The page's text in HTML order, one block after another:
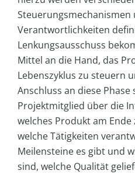
Steuerungsmechanismen
Verantwortlichkeiten
Lenkungsausschuss
Mittel an die Hand, das
Lebenszyklus zu steuern
Anschluss an diese Phase
Projektmitglied über die
welches Produkt am
welche Tätigkeiten
Meilensteine es gibt und
sind, welche Qualität